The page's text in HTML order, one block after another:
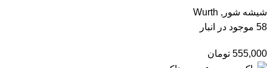
شیشه شور ,
Wurth
58 موجود در انبار
555,000 تومان